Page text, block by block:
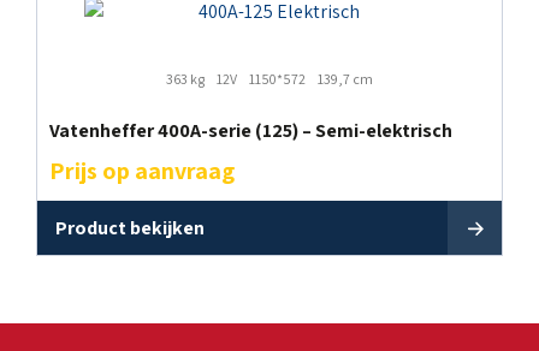
363 kg 12V 1150*572 139,7 cm
Vatenheffer 400A-serie (125) – Semi-elektrisch
Prijs op aanvraag
Product bekijken